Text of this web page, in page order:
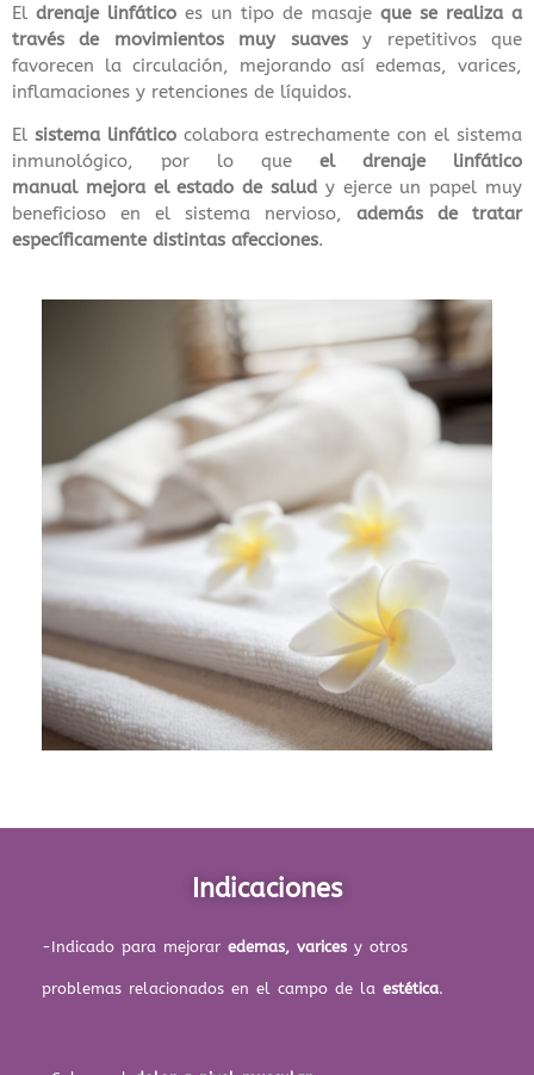
El drenaje linfático es un tipo de masaje que se realiza a
través de movimientos muy suavesy repetitivos que
favorecen la circulación, mejorando así edemas, varices,
inflamaciones y retenciones de líquidos.
El sistema linfático colabora estrechamente con el sistema
inmunológico, por lo que el drenaje linfático
manual mejora el estado de salud y ejerce un papel muy
beneficioso en el sistema nervioso, además de tratar
específicamente distintas afecciones.
Indicaciones
-Indicado para mejorar edemas, varices y otros
problemas relacionados en el campo de la estética.